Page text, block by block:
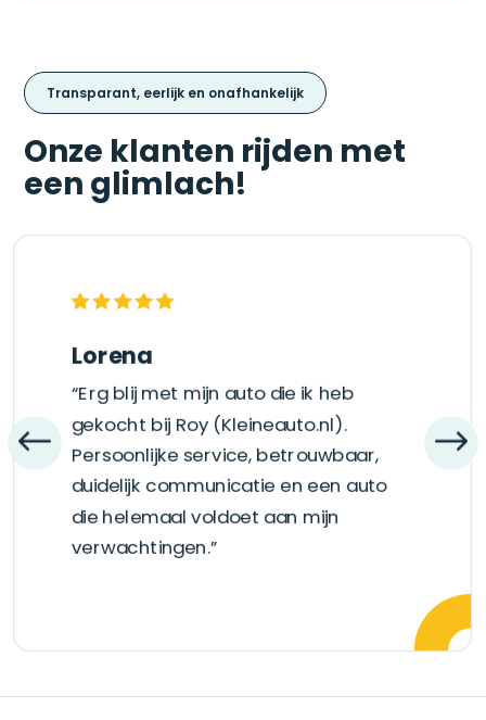
Transparant, eerlijk en onafhankelijk
Onze klanten rijden met
een glimlach!
Lorena
“Erg blij met mijn auto die ik heb
gekocht bij Roy (Kleineauto.nl).
Persoonlijke service, betrouwbaar,
duidelijk communicatie en een auto
die helemaal voldoet aan mijn
verwachtingen.”